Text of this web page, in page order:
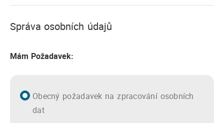
Správa osobních údajů
Mám Požadavek:
Obecný požadavek na zpracování osobních
dat